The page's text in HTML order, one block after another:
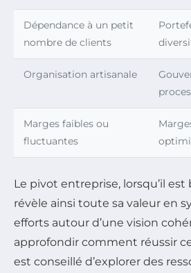
Dépendance à un petit
nombre de clients
Organisation artisanale
Marges faibles ou
fluctuantes
Le pivot entreprise, lorsqu’il
révèle ainsi toute sa valeur en
efforts autour d’une vision
approfondir comment réussir
est conseillé d’explorer des